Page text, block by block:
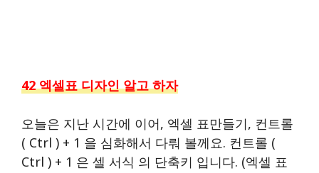
42 엑셀표 디자인 알고 하자
오늘은 지난 시간에 이어, 엑셀 표만들기, 컨트롤
( Ctrl ) + 1 을 심화해서 다뤄 볼께요. 컨트롤 (
Ctrl ) + 1 은 셀 서식 의 단축키 입니다. (엑셀 표